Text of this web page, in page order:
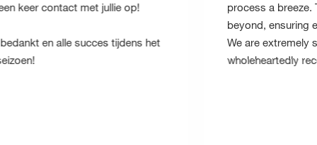
het
process a breeze. They went above and
beyond, ensuring everything ran smoothly.
We are extremely satisfied and
wholeheartedly recommend their services.